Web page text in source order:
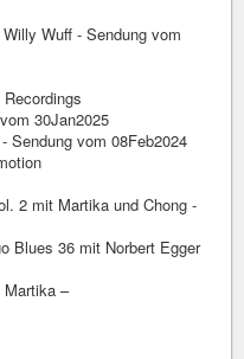
Wuff - Sendung vom
30Jan2025
Sendung vom 08Feb2024
2 mit Martika und Chong -
Blues 36 mit Norbert Egger
–